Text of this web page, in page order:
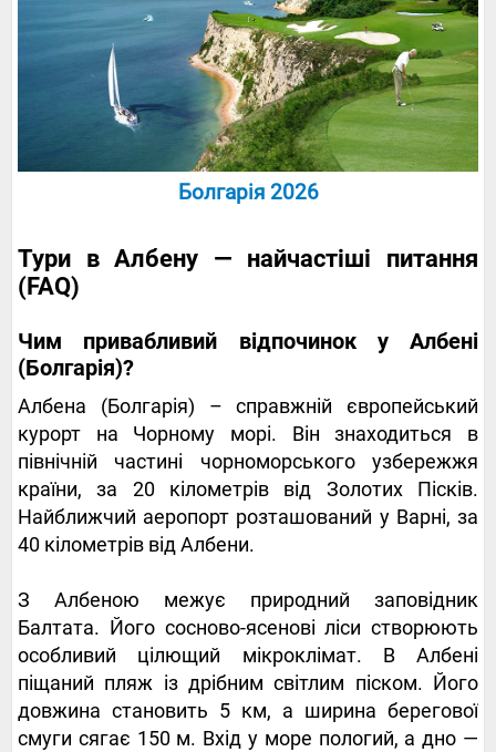
Болгарія 2026
Тури в Албену — найчастіші питання
(FAQ)
Чим привабливий відпочинок у Албені
(Болгарія)?
Албена (Болгарія) – справжній європейський
курорт на Чорному морі. Він знаходиться в
північній частині чорноморського узбережжя
країни, за 20 кілометрів від Золотих Пісків.
Найближчий аеропорт розташований у Варні, за
40 кілометрів від Албени.
З Албеною межує природний заповідник
Балтата. Його сосново-ясенові ліси створюють
особливий цілющий мікроклімат. В Албені
піщаний пляж із дрібним світлим піском. Його
довжина становить 5 км, а ширина берегової
смуги сягає 150 м. Вхід у море пологий, а дно —